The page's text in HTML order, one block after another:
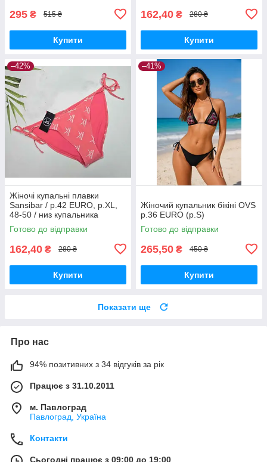
295 ₴ 515 ₴
Купити
162,40 ₴ 280 ₴
Купити
–42%
Жіночі купальні плавки
Sansibar / р.42 EURO, р.XL,
48-50 / низ купальника
Готово до відправки
162,40 ₴ 280 ₴
Купити
–41%
Жіночий купальник бікіні OVS
р.36 EURO (р.S)
Готово до відправки
265,50 ₴ 450 ₴
Купити
Показати ще
Про нас
94% позитивних з 34 відгуків за рік
Працює з 31.10.2011
м. Павлоград
Павлоград, Україна
Контакти
Сьогодні працює з 09:00 до 19:00